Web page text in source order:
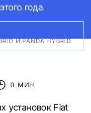
года.
И PANDA HYBRID
0 МИН
установок Fiat